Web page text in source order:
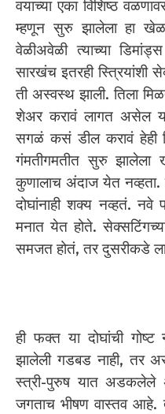
वयाच्या एका विशिष्ठ
म्हणून सुरु झालेला हा खेळ
वेळीअवेळी त्याच्या
सारखंच इतरही स्त्रियांशी
ती अस्वस्थ झाली. तिला
शेअर करावं लागत असेल या
सगळं कसं डील करावं हेही
गंमतीगमतीत सुरु
कुणालाच अंदाज येत
दोघांनाही शक्य नव्हतं. नवे
मनात येत होते.
समजत होतं, तर दुसरीकडे
ही फक्त या दोघांची गोष्ट
झालेली गडबड नाही, तर
स्त्री-पुरुष यात
जगताच भीषण वास्तव आहे.